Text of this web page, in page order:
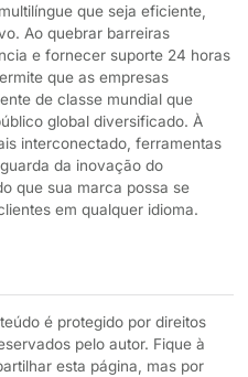
que seja eficiente,
Ao quebrar barreiras
e fornecer suporte 24 horas
que as empresas
de classe mundial que
global diversificado. À
interconectado, ferramentas
da inovação do
que sua marca possa se
em qualquer idioma.
é protegido por direitos
pelo autor. Fique à
esta página, mas por